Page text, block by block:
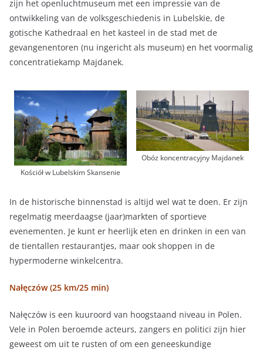
zijn het openluchtmuseum met een impressie van de
ontwikkeling van de volksgeschiedenis in Lubelskie, de
gotische Kathedraal en het kasteel in de stad met de
gevangenentoren (nu ingericht als museum) en het voormalig
concentratiekamp Majdanek.
Kościół w Lubelskim Skansenie
Obóz koncentracyjny Majdanek
In de historische binnenstad is altijd wel wat te doen. Er zijn
regelmatig meerdaagse (jaar)markten of sportieve
evenementen. Je kunt er heerlijk eten en drinken in een van
de tientallen restaurantjes, maar ook shoppen in de
hypermoderne winkelcentra.
Nałęczów (25 km/25 min)
Nałęczów is een kuuroord van hoogstaand niveau in Polen.
Vele in Polen beroemde acteurs, zangers en politici zijn hier
geweest om uit te rusten of om een geneeskundige